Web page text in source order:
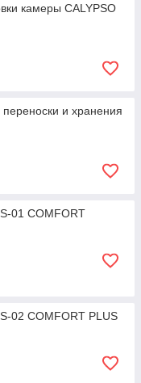
камеры CALYPSO
и хранения
01 COMFORT
02 COMFORT PLUS